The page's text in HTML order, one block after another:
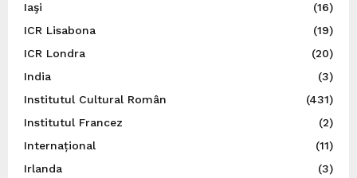
Iaşi
(16)
ICR Lisabona
(19)
ICR Londra
(20)
India
(3)
Institutul Cultural Român
(431)
Institutul Francez
(2)
Internațional
(11)
Irlanda
(3)